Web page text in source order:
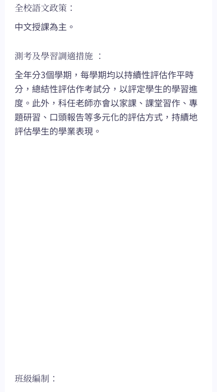
全校語文政策：
中文授課為主。
測考及學習調適措施 ：
全年分3個學期，每學期均以持續性評估作平時
分，總結性評估作考試分，以評定學生的學習進
度。此外，科任老師亦會以家課、課堂習作、專
題研習、口頭報告等多元化的評估方式，持續地
評估學生的學業表現。
班級編制：